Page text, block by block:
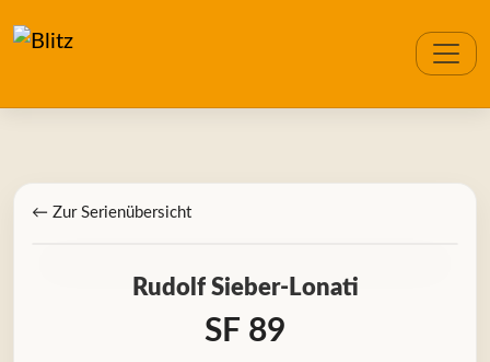
← Zur Serienübersicht
Rudolf Sieber-Lonati
SF 89